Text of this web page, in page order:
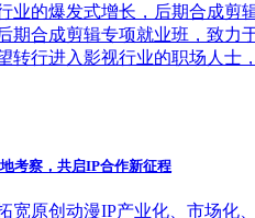
业的爆发式增长，后期合成
期合成剪辑专项就业班，致
转行进入影视行业的职场人
考察，共启IP合作新征程
宽原创动漫IP产业化、市场化